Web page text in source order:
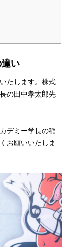
い
たします。株式
の田中孝太郎先
デミー学長の稲
お願いいたしま